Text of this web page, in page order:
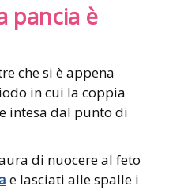
pancia è
che si è appena
in cui la coppia
intesa dal punto di
di nuocere al feto
e lasciati alle spalle i